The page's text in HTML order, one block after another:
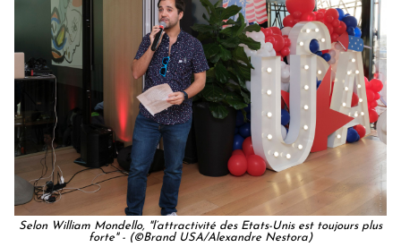
Selon William Mondello, "l’attractivité des Etats-Unis est toujours plus
forte" - (©Brand USA/Alexandre Nestora)